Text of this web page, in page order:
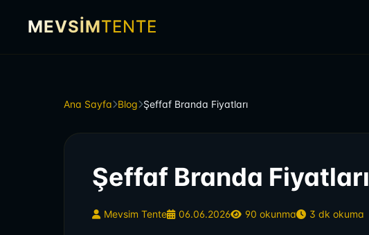
MEVSİMTENTE
Ana Sayfa Blog Şeffaf Branda Fiyatları
Şeffaf Branda Fiyatları
Mevsim Tente 06.06.2026 90 okunma 3 dk okuma